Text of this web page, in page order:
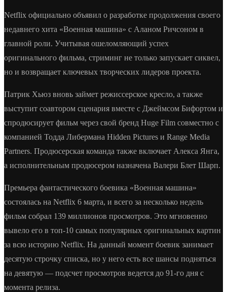
Netflix официально объявил о разработке продолжения своего
недавнего хита «Военная машина» с Аланом Ричсоном в
главной роли. Учитывая ошеломляющий успех
оригинального фильма, стриминг не только запускает сиквел,
но и возвращает ключевых творческих лидеров проекта.
Патрик Хьюз вновь займет режиссерское кресло, а также
выступит соавтором сценария вместе с Джеймсом Бифортом и
спродюсирует фильм через свой бренд Huge Film совместно с
компанией Тодда Либермана Hidden Pictures и Range Media
Partners. Продюсерская команда также включает Алекса Янга,
а исполнительным продюсером назначена Валери Блет Шарп.
Премьера фантастического боевика «Военная машина»
состоялась на Netflix 6 марта, и всего за несколько недель
фильм собрал 139 миллионов просмотров. Это мгновенно
вывело его в топ-10 самых популярных оригинальных картин
за всю историю Netflix. На данный момент боевик занимает
десятую строчку списка, но у него есть все шансы подняться
на девятую — подсчет просмотров ведется до 91-го дня с
момента релиза.